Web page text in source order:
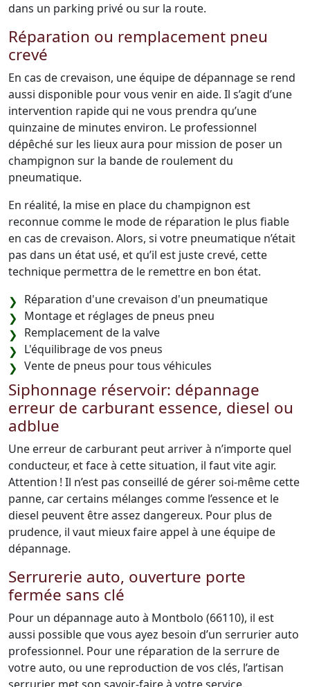
dans un parking privé ou sur la route.
Réparation ou remplacement pneu
crevé
En cas de crevaison, une équipe de dépannage se rend
aussi disponible pour vous venir en aide. Il s’agit d’une
intervention rapide qui ne vous prendra qu’une
quinzaine de minutes environ. Le professionnel
dépêché sur les lieux aura pour mission de poser un
champignon sur la bande de roulement du
pneumatique.
En réalité, la mise en place du champignon est
reconnue comme le mode de réparation le plus fiable
en cas de crevaison. Alors, si votre pneumatique n’était
pas dans un état usé, et qu’il est juste crevé, cette
technique permettra de le remettre en bon état.
Réparation d'une crevaison d'un pneumatique
Montage et réglages de pneus pneu
Remplacement de la valve
L'équilibrage de vos pneus
Vente de pneus pour tous véhicules
Siphonnage réservoir: dépannage
erreur de carburant essence, diesel ou
adblue
Une erreur de carburant peut arriver à n’importe quel
conducteur, et face à cette situation, il faut vite agir.
Attention ! Il n’est pas conseillé de gérer soi-même cette
panne, car certains mélanges comme l’essence et le
diesel peuvent être assez dangereux. Pour plus de
prudence, il vaut mieux faire appel à une équipe de
dépannage.
Serrurerie auto, ouverture porte
fermée sans clé
Pour un dépannage auto à Montbolo (66110), il est
aussi possible que vous ayez besoin d’un serrurier auto
professionnel. Pour une réparation de la serrure de
votre auto, ou une reproduction de vos clés, l’artisan